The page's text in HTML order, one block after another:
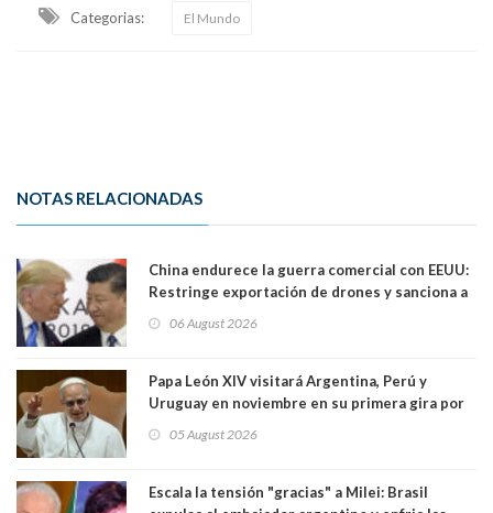
Categorias: El Mundo
NOTAS RELACIONADAS
China endurece la guerra comercial con EEUU:
Restringe exportación de drones y sanciona a
06 August 2026
Papa León XIV visitará Argentina, Perú y
Uruguay en noviembre en su primera gira por
05 August 2026
Escala la tensión "gracias" a Milei: Brasil